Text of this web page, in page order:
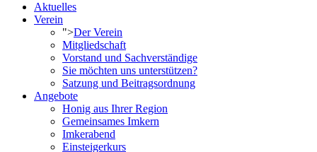
Aktuelles
Verein
">Der Verein
Mitgliedschaft
Vorstand und Sachverständige
Sie möchten uns unterstützen?
Satzung und Beitragsordnung
Angebote
Honig aus Ihrer Region
Gemeinsames Imkern
Imkerabend
Einsteigerkurs